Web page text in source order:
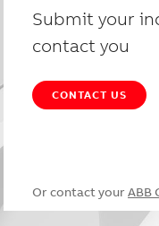
Submit your
contact you
CONTACT US
Or contact your ABB